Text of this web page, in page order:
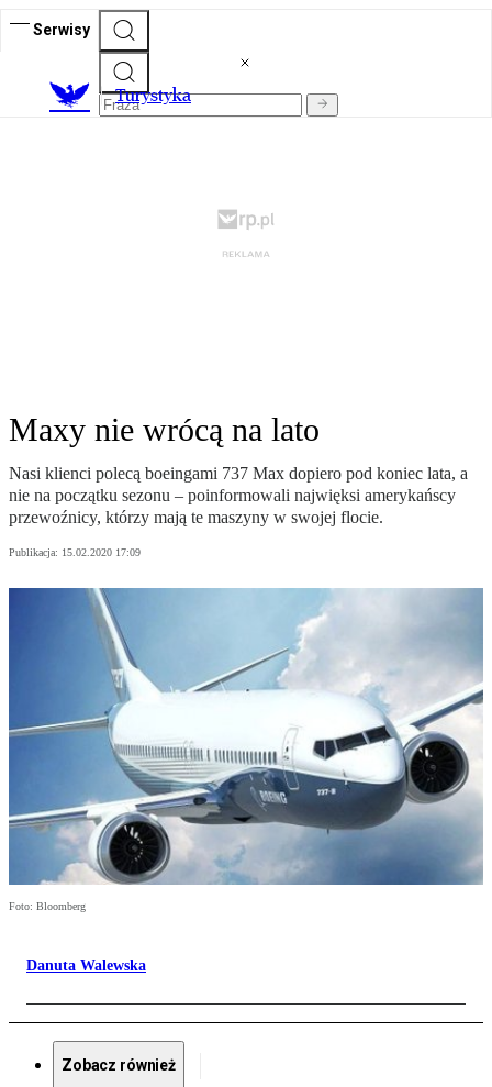
Serwisy
Turystyka
Maxy nie wrócą na lato
Nasi klienci polecą boeingami 737 Max dopiero pod koniec lata, a
nie na początku sezonu – poinformowali najwięksi amerykańscy
przewoźnicy, którzy mają te maszyny w swojej flocie.
Publikacja: 15.02.2020 17:09
Foto: Bloomberg
Danuta Walewska
Zobacz również